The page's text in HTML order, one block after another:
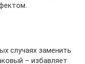
случаях заменить
– избавляет